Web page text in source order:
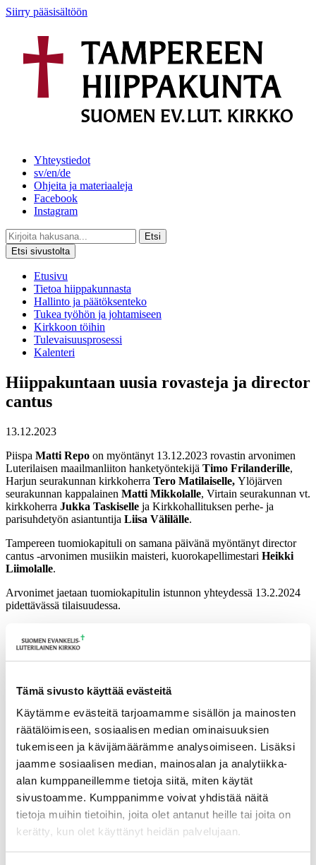
Tämä sivusto käyttää evästeitä
Käytämme evästeitä tarjoamamme sisällön ja mainosten
räätälöimiseen, sosiaalisen median ominaisuuksien
tukemiseen ja kävijämäärämme analysoimiseen. Lisäksi
jaamme sosiaalisen median, mainosalan ja analytiikka-
alan kumppaneillemme tietoja siitä, miten käytät
sivustoamme. Kumppanimme voivat yhdistää näitä
tietoja muihin tietoihin, joita olet antanut heille tai joita on
kerätty, kun olet käyttänyt heidän palvelujaan.
Siirry pääsisältöön
Yhteystiedot
sv/en/de
Ohjeita ja materiaaleja
Facebook
Instagram
Etsi
Etsi sivustolta
Etusivu
Tietoa hiippakunnasta
Hallinto ja päätöksenteko
Tukea työhön ja johtamiseen
Kirkkoon töihin
Tulevaisuusprosessi
Kalenteri
Hiippakuntaan uusia rovasteja ja director
cantus
13.12.2023
Piispa Matti Repo on myöntänyt 13.12.2023 rovastin arvonimen
Luterilaisen maailmanliiton hanketyöntekijä Timo Frilanderille,
Harjun seurakunnan kirkkoherra Tero Matilaiselle, Ylöjärven
seurakunnan kappalainen Matti Mikkolalle, Virtain seurakunnan vt.
kirkkoherra Jukka Taskiselle ja Kirkkohallituksen perhe- ja
parisuhdetyön asiantuntija Liisa Välilälle.
Tampereen tuomiokapituli on samana päivänä myöntänyt director
cantus -arvonimen musiikin maisteri, kuorokapellimestari Heikki
Liimolalle.
Arvonimet jaetaan tuomiokapitulin istunnon yhteydessä 13.2.2024
pidettävässä tilaisuudessa.
Ajankohtaista
17.06.2026 Pelastetaan Namibian alkukirkko – yhdessä! –
15.06.2026 Hiippakunnan toimintakalenteri syksy 2026
Lisää ajankohtaista